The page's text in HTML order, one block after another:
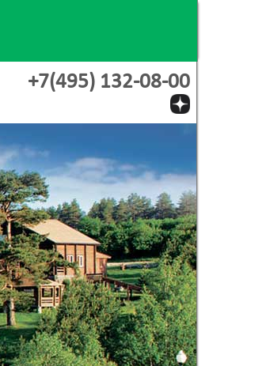
+7(495) 132-08-00